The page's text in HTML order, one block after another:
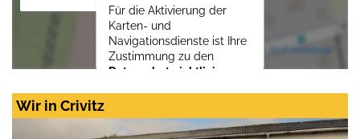
Für die Aktivierung der
Karten- und
Navigationsdienste ist Ihre
Zustimmung zu den
Datenschutzrichtlinien
Zustimmen und
Wir in Crivitz